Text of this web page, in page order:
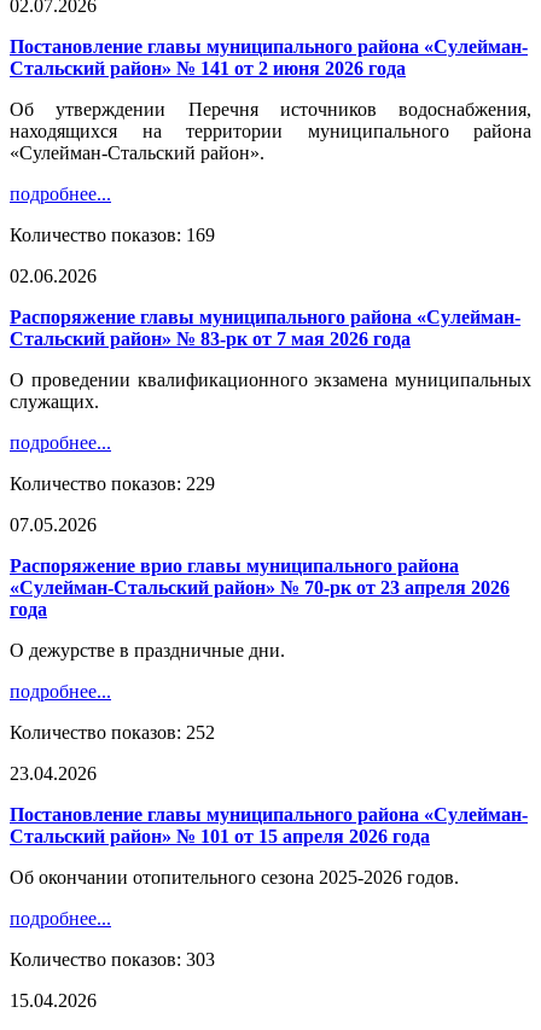
02.07.2026
Постановление главы муниципального района «Сулейман-
Стальский район» № 141 от 2 июня 2026 года
Об утверждении Перечня источников водоснабжения,
находящихся на территории муниципального района
«Сулейман-Стальский район».
подробнее...
Количество показов: 169
02.06.2026
Распоряжение главы муниципального района «Сулейман-
Стальский район» № 83-рк от 7 мая 2026 года
О проведении квалификационного экзамена муниципальных
служащих.
подробнее...
Количество показов: 229
07.05.2026
Распоряжение врио главы муниципального района
«Сулейман-Стальский район» № 70-рк от 23 апреля 2026
года
О дежурстве в праздничные дни.
подробнее...
Количество показов: 252
23.04.2026
Постановление главы муниципального района «Сулейман-
Стальский район» № 101 от 15 апреля 2026 года
Об окончании отопительного сезона 2025-2026 годов.
подробнее...
Количество показов: 303
15.04.2026